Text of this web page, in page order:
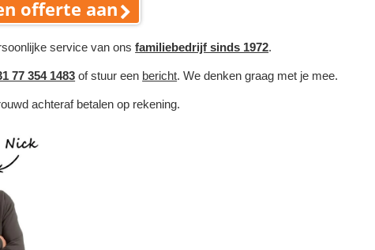
offerte aan
service van onsfamiliebedrijf sinds 1972.
77 354 1483 of stuur een bericht. We denken graag met je mee.
achteraf betalen op rekening.